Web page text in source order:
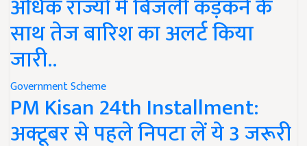
अधिक राज्यों में बिजली कड़कने के
साथ तेज बारिश का अलर्ट किया
जारी..
Government Scheme
PM Kisan 24th Installment:
अक्टूबर से पहले निपटा लें ये 3 जरूरी